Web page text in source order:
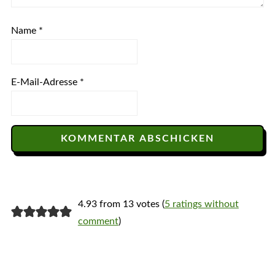
Name *
E-Mail-Adresse *
4.93 from 13 votes (5 ratings without
comment)